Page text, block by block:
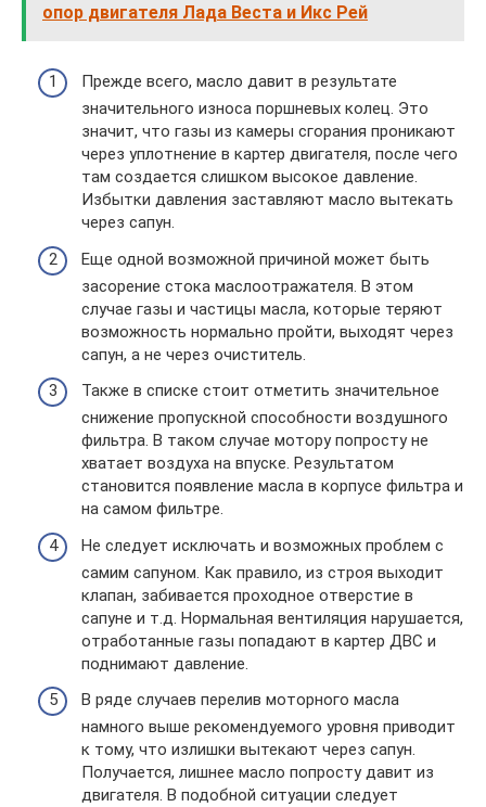
опор двигателя Лада Веста и Икс Рей
Прежде всего, масло давит в результате
значительного износа поршневых колец. Это
значит, что газы из камеры сгорания проникают
через уплотнение в картер двигателя, после чего
там создается слишком высокое давление.
Избытки давления заставляют масло вытекать
через сапун.
Еще одной возможной причиной может быть
засорение стока маслоотражателя. В этом
случае газы и частицы масла, которые теряют
возможность нормально пройти, выходят через
сапун, а не через очиститель.
Также в списке стоит отметить значительное
снижение пропускной способности воздушного
фильтра. В таком случае мотору попросту не
хватает воздуха на впуске. Результатом
становится появление масла в корпусе фильтра и
на самом фильтре.
Не следует исключать и возможных проблем с
самим сапуном. Как правило, из строя выходит
клапан, забивается проходное отверстие в
сапуне и т.д. Нормальная вентиляция нарушается,
отработанные газы попадают в картер ДВС и
поднимают давление.
В ряде случаев перелив моторного масла
намного выше рекомендуемого уровня приводит
к тому, что излишки вытекают через сапун.
Получается, лишнее масло попросту давит из
двигателя. В подобной ситуации следует